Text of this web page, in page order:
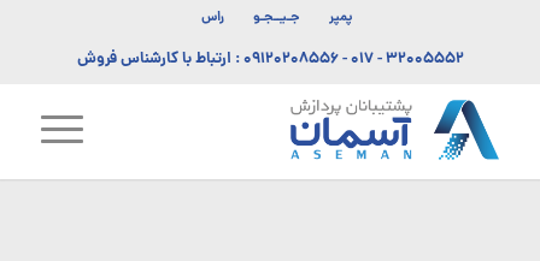
پمپر جـیــجـو راس
۳۲۰۰۵۵۵۲ - ۰۱۷ -۰۹۱۲۰۲۰۸۵۵۶: ارتباط با کارشناس فروش